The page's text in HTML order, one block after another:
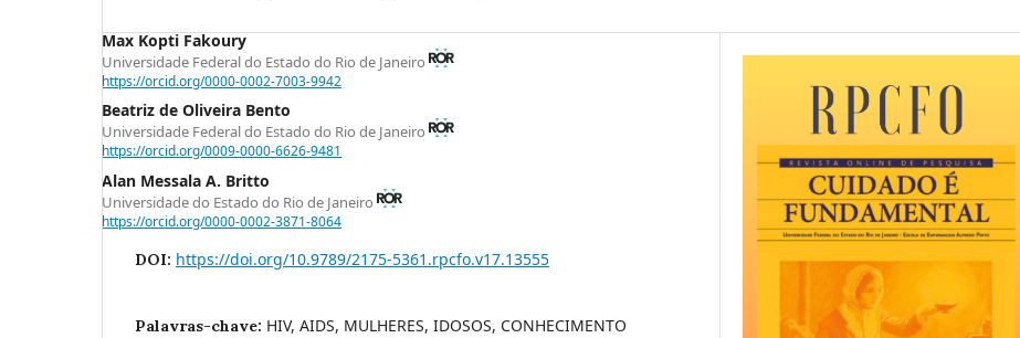
Max Kopti Fakoury
Universidade Federal do Estado do Rio de Janeiro
https://orcid.org/0000-0002-7003-9942
Beatriz de Oliveira Bento
Universidade Federal do Estado do Rio de Janeiro
https://orcid.org/0009-0000-6626-9481
Alan Messala A. Britto
Universidade do Estado do Rio de Janeiro
https://orcid.org/0000-0002-3871-8064
DOI: https://doi.org/10.9789/2175-5361.rpcfo.v17.13555
Palavras-chave: HIV, AIDS, MULHERES, IDOSOS, CONHECIMENTO